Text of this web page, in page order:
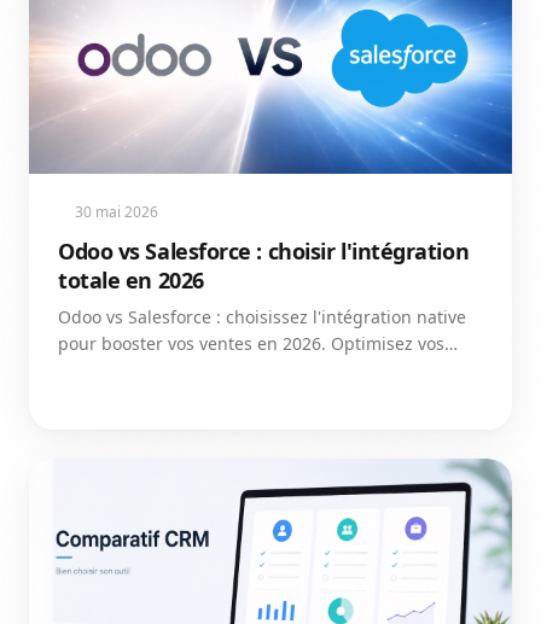
30 mai 2026
Odoo vs Salesforce : choisir l'intégration
totale en 2026
Odoo vs Salesforce : choisissez l'intégration native
pour booster vos ventes en 2026. Optimisez vos